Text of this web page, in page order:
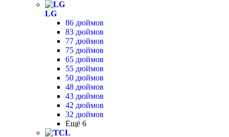
LG
86 дюймов
83 дюймов
77 дюймов
75 дюймов
65 дюймов
55 дюймов
50 дюймов
48 дюймов
43 дюймов
42 дюймов
32 дюймов
Ещё 6